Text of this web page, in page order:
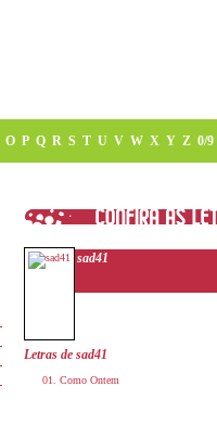
O P Q R S T U V W X Y Z 0/9
sad41
Letras de sad41
Como Ontem